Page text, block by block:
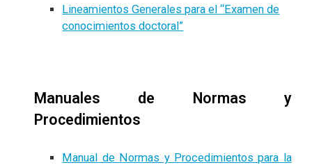
Lineamientos Generales para el “Examen de
conocimientos doctoral”
Manuales de Normas y
Procedimientos
Manual de Normas y Procedimientos para la